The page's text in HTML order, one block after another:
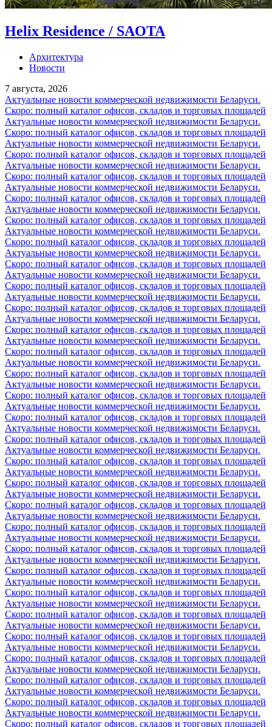
Helix Residence / SAOTA
Архитектура
Новости
7 августа, 2026
Актуальные новости коммерческой недвижимости Беларуси.
Скоро: полный каталог офисов, складов и торговых площадей
Актуальные новости коммерческой недвижимости Беларуси.
Скоро: полный каталог офисов, складов и торговых площадей
Актуальные новости коммерческой недвижимости Беларуси.
Скоро: полный каталог офисов, складов и торговых площадей
Актуальные новости коммерческой недвижимости Беларуси.
Скоро: полный каталог офисов, складов и торговых площадей
Актуальные новости коммерческой недвижимости Беларуси.
Скоро: полный каталог офисов, складов и торговых площадей
Актуальные новости коммерческой недвижимости Беларуси.
Скоро: полный каталог офисов, складов и торговых площадей
Актуальные новости коммерческой недвижимости Беларуси.
Скоро: полный каталог офисов, складов и торговых площадей
Актуальные новости коммерческой недвижимости Беларуси.
Скоро: полный каталог офисов, складов и торговых площадей
Актуальные новости коммерческой недвижимости Беларуси.
Скоро: полный каталог офисов, складов и торговых площадей
Актуальные новости коммерческой недвижимости Беларуси.
Скоро: полный каталог офисов, складов и торговых площадей
Актуальные новости коммерческой недвижимости Беларуси.
Скоро: полный каталог офисов, складов и торговых площадей
Актуальные новости коммерческой недвижимости Беларуси.
Скоро: полный каталог офисов, складов и торговых площадей
Актуальные новости коммерческой недвижимости Беларуси.
Скоро: полный каталог офисов, складов и торговых площадей
Актуальные новости коммерческой недвижимости Беларуси.
Скоро: полный каталог офисов, складов и торговых площадей
Актуальные новости коммерческой недвижимости Беларуси.
Скоро: полный каталог офисов, складов и торговых площадей
Актуальные новости коммерческой недвижимости Беларуси.
Скоро: полный каталог офисов, складов и торговых площадей
Актуальные новости коммерческой недвижимости Беларуси.
Скоро: полный каталог офисов, складов и торговых площадей
Актуальные новости коммерческой недвижимости Беларуси.
Скоро: полный каталог офисов, складов и торговых площадей
Актуальные новости коммерческой недвижимости Беларуси.
Скоро: полный каталог офисов, складов и торговых площадей
Актуальные новости коммерческой недвижимости Беларуси.
Скоро: полный каталог офисов, складов и торговых площадей
Актуальные новости коммерческой недвижимости Беларуси.
Скоро: полный каталог офисов, складов и торговых площадей
Актуальные новости коммерческой недвижимости Беларуси.
Скоро: полный каталог офисов, складов и торговых площадей
Актуальные новости коммерческой недвижимости Беларуси.
Скоро: полный каталог офисов, складов и торговых площадей
Актуальные новости коммерческой недвижимости Беларуси.
Скоро: полный каталог офисов, складов и торговых площадей
Актуальные новости коммерческой недвижимости Беларуси.
Скоро: полный каталог офисов, складов и торговых площадей
Актуальные новости коммерческой недвижимости Беларуси.
Скоро: полный каталог офисов, складов и торговых площадей
Актуальные новости коммерческой недвижимости Беларуси.
Скоро: полный каталог офисов, складов и торговых площадей
Актуальные новости коммерческой недвижимости Беларуси.
Скоро: полный каталог офисов, складов и торговых площадей
Актуальные новости коммерческой недвижимости Беларуси.
Скоро: полный каталог офисов, складов и торговых площадей